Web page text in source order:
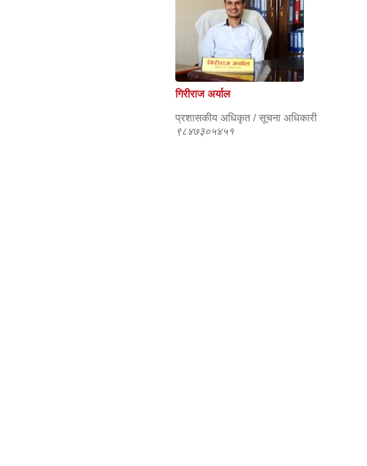
गिरीराज अर्याल
प्रशासकीय अधिकृत / सूचना अधिकारी
९८४७३०५४५१